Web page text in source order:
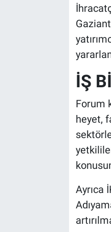
İŞ
Forum
heyet,
Ayrıca